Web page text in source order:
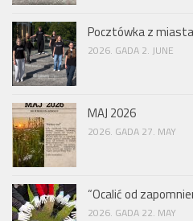
Pocztówka z
2026. GADA 2. JUNE
MAJ 2026
2026. GADA 27. MAY
“Ocalić od
2026. GADA 22. MAY